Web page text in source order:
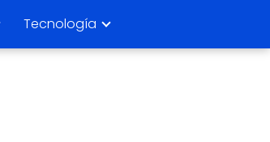
Tecnología